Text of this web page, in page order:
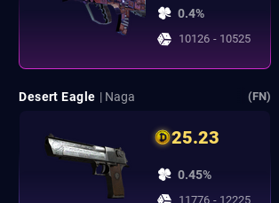
0.4%
10126 - 10525
Desert Eagle | Naga (FN)
25.23
0.45%
11776 - 12225